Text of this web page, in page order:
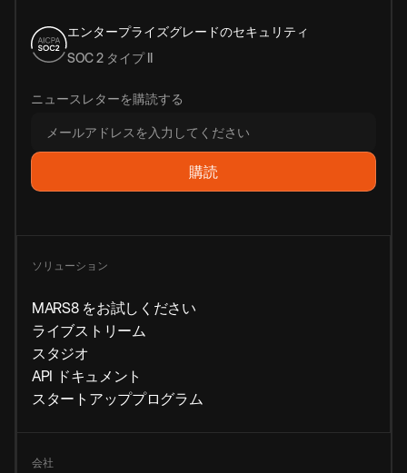
エンタープライズグレードのセキュリティ
SOC 2 タイプ II
ニュースレターを購読する
ソリューション
MARS8 をお試しください
ライブストリーム
スタジオ
API ドキュメント
スタートアッププログラム
会社